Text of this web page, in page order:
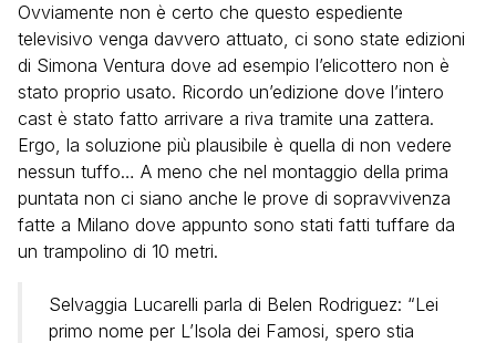
Ovviamente non è certo che questo espediente
televisivo venga davvero attuato, ci sono state edizioni
di Simona Ventura dove ad esempio l’elicottero non è
stato proprio usato. Ricordo un’edizione dove l’intero
cast è stato fatto arrivare a riva tramite una zattera.
Ergo, la soluzione più plausibile è quella di non vedere
nessun tuffo… A meno che nel montaggio della prima
puntata non ci siano anche le prove di sopravvivenza
fatte a Milano dove appunto sono stati fatti tuffare da
un trampolino di 10 metri.
Selvaggia Lucarelli parla di Belen Rodriguez: “Lei
primo nome per L’Isola dei Famosi, spero stia